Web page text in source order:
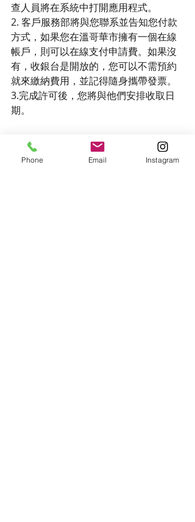
查人員將在系統中打開應用程式。
2. 客戶服務部將與您聯系並告知您付款
方式，如果您在溫哥華市擁有一個在線
帳戶，則可以在線支付申請費。如果沒
有，收銀台是開放的，您可以不需預約
就來繳納費用，並記得隨身攜帶發票。
3.完成許可後，您將與他們安排收取日
期。
祝大家申請建築執照順利
Phone Email Instagram